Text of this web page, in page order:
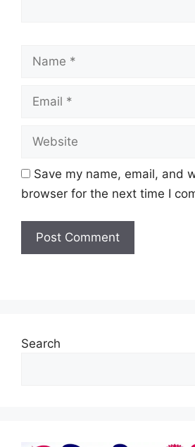
Name
Email
Website
Save my name, email, and
browser for the next time I
Search